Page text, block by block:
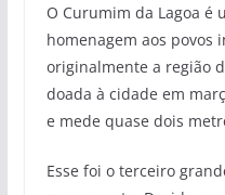
O Curumim da Lagoa é
homenagem aos povos
originalmente a região
doada à cidade em
e mede quase dois
Esse foi o terceiro